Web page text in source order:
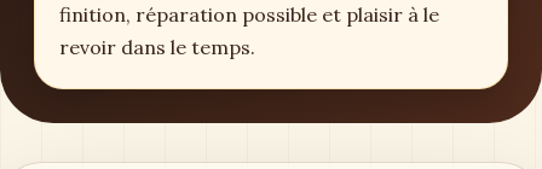
finition, réparation possible et plaisir à le
revoir dans le temps.